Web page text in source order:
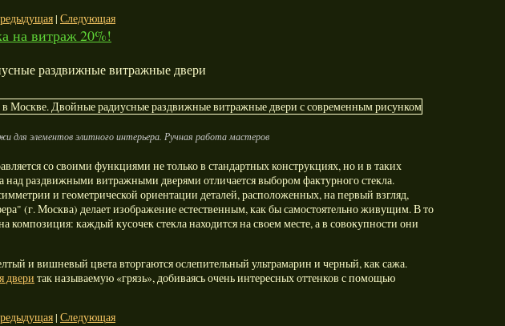
| Следующая
на витраж 20%!
раздвижные витражные двери
для элементов элитного интерьера. Ручная работа мастеров
со своими функциями не только в стандартных конструкциях, но и в таких
раздвижными витражными дверями отличается выбором фактурного стекла.
и геометрической ориентации деталей, расположенных, на первый взгляд,
(г. Москва) делает изображение естественным, как бы самостоятельно живущим. В то
композиция: каждый кусочек стекла находится на своем месте, а в совокупности они
и вишневый цвета вторгаются ослепительный ультрамарин и черный, как сажа.
двери так называемую «грязь», добиваясь очень интересных оттенков с помощью
| Следующая